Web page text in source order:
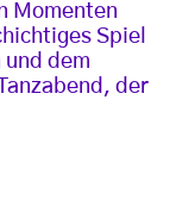
Momenten
Spiel
dem
der